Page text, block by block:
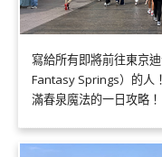
寫給所有即將前往東京
Fantasy Springs）的人
滿春泉魔法的一日攻略！